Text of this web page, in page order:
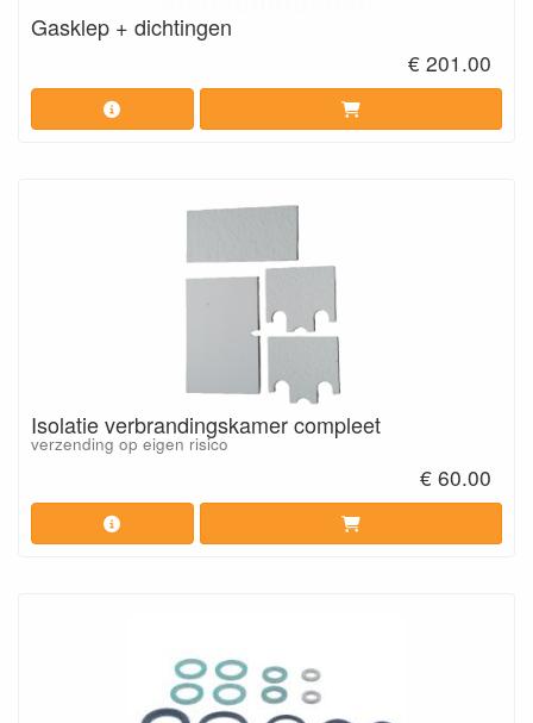
Gasklep + dichtingen
€ 201.00
Isolatie verbrandingskamer compleet
verzending op eigen risico
€ 60.00